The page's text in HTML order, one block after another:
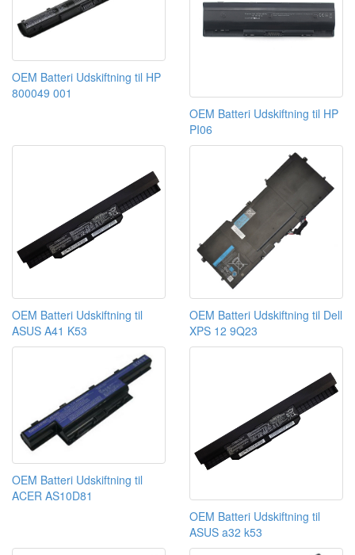
OEM Batteri Udskiftning til HP
800049 001
OEM Batteri Udskiftning til HP
PI06
OEM Batteri Udskiftning til
ASUS A41 K53
OEM Batteri Udskiftning til Dell
XPS 12 9Q23
OEM Batteri Udskiftning til
ACER AS10D81
OEM Batteri Udskiftning til
ASUS a32 k53